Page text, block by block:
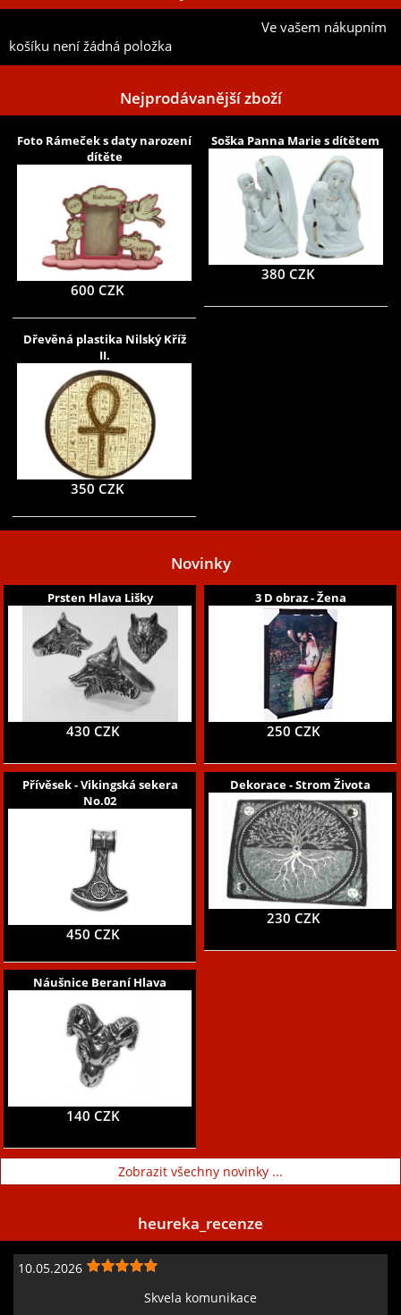
Ve vašem nákupním
košíku není žádná položka
Nejprodávanější zboží
Foto Rámeček s daty narození
dítěte
600 CZK
Soška Panna Marie s dítětem
380 CZK
Dřevěná plastika Nilský Kříž
II.
350 CZK
Novinky
Prsten Hlava Lišky
430 CZK
3 D obraz - Žena
250 CZK
Přívěsek - Vikingská sekera
No.02
450 CZK
Dekorace - Strom Života
230 CZK
Náušnice Beraní Hlava
140 CZK
Zobrazit všechny novinky ...
heureka_recenze
10.05.2026
Skvela komunikace